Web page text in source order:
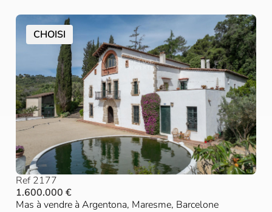
CHOISI
Ref 2177
1.600.000 €
Mas à vendre à Argentona, Maresme, Barcelone